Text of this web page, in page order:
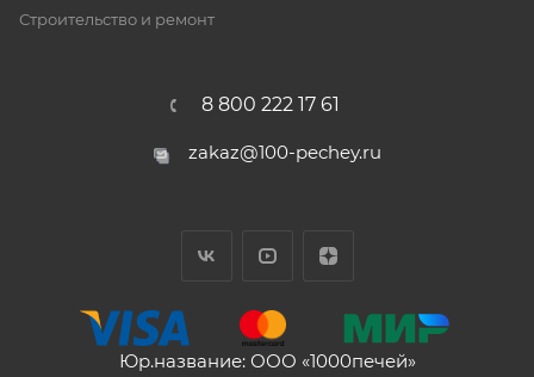
Строительство и ремонт
8 800 222 17 61
zakaz@100-pechey.ru
Юр.название: ООО «1000печей»